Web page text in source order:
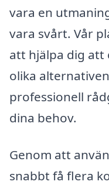
vara en
vara svårt. Vår
att hjälpa dig att
olika
professionell
dina behov.
Genom att
snabbt få flera